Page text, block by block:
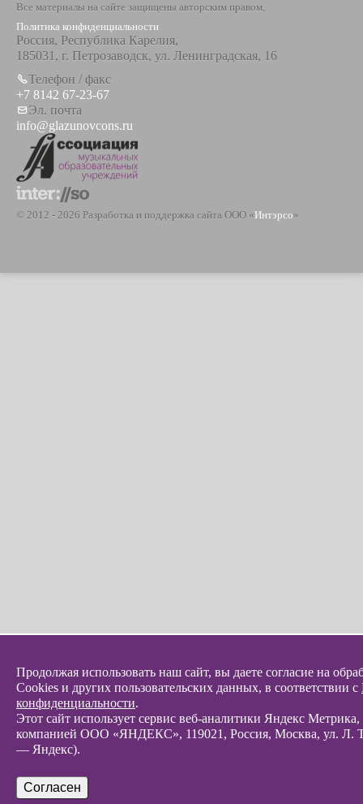
Все материалы на сайте защищены авторским правом,
Политика конфиденциальности
Россия, Республика Карелия,
185031, г. Петрозаводск, ул. Ленинградская, 16
Телефон / факс
+7 8142 67-23-67
Эл. почта
info@glazunovcons.ru
© 2012 - 2026 Разработка и поддержка сайта ООО « Интэрсо»
Продолжая использовать наш сайт, вы даете согласие на
Cookies и других пользовательских данных, в соответствии с
конфиденциальности.
Этот сайт использует сервис веб-аналитики Яндекс
компанией ООО «ЯНДЕКС», 119021, Россия, Москва, ул. Л.
— Яндекс).
Согласен